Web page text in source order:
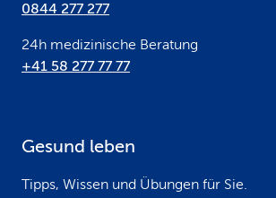
0844 277 277
24h medizinische Beratung
+41 58 277 77 77
Gesund leben
Tipps, Wissen und Übungen für Sie.